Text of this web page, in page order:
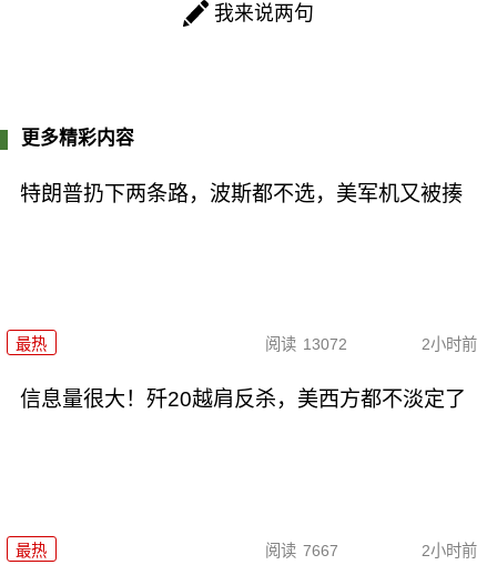
我来说两句
更多精彩内容
特朗普扔下两条路，波斯都不选，美军机又被揍
最热 阅读 13072 2小时前
信息量很大！歼20越肩反杀，美西方都不淡定了
最热 阅读 7667 2小时前